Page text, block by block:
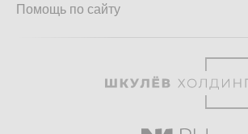
Помощь по сайту